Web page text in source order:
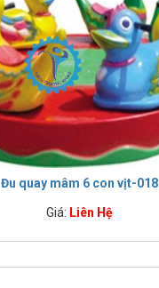
Đu quay mâm 6 con vịt-018
Giá: Liên Hệ